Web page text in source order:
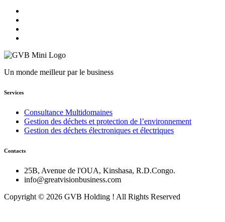
Un monde meilleur par le business
Services
Consultance Multidomaines
Gestion des déchets et protection de l’environnement
Gestion des déchets électroniques et électriques
Contacts
25B, Avenue de l'OUA, Kinshasa, R.D.Congo.
info@greatvisionbusiness.com
Copyright © 2026 GVB Holding ! All Rights Reserved